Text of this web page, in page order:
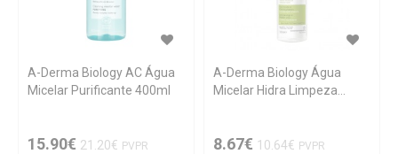
A-Derma Biology AC Água
Micelar Purificante 400ml
15.90€ 21.20€ PVPR
A-Derma Biology Água
Micelar Hidra Limpeza
8.67€ 10.64€ PVPR